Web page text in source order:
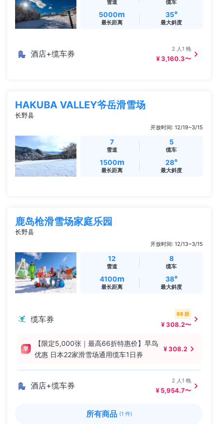
雪道 缆车
5000m
最长距离
35°
最大斜度
酒店+缆车券
2 人1 晚
¥ 3,160.3〜
HAKUBA VALLEY爷岳滑雪场
长野县
开放时间: 12/19~3/15
7
雪道
5
缆车
1500m
最长距离
28°
最大斜度
鹿岛枪滑雪场家庭乐园
长野县
开放时间: 12/13~3/15
12
雪道
8
缆车
4100m
最长距离
38°
最大斜度
缆车券
66 折
¥ 308.2〜
【限定5,000张｜最高66折特惠价】早鸟
优惠 日本22家滑雪场通用缆车1日券
¥ 308.2
酒店+缆车券
2 人1 晚
¥ 5,954.7〜
所有商品 (1 件)